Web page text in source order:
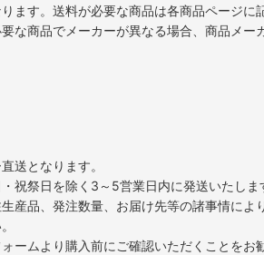
ます。送料が必要な商品は各商品ページに
な商品でメーカーが異なる場合、商品メー
送となります。
祝祭日を除く3～5営業日内に発送いたしま
産品、発注数量、お届け先等の諸事情によ
ームより購入前にご確認いただくことをお